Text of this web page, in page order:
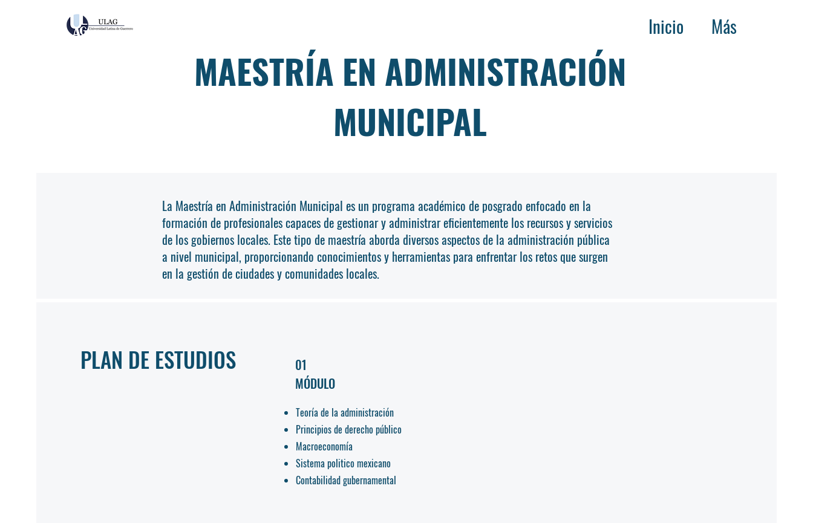
Inicio Más
MAESTRÍA EN ADMINISTRACIÓN
MUNICIPAL
La Maestría en Administración Municipal es un programa académico de posgrado enfocado en la
formación de profesionales capaces de gestionar y administrar eficientemente los recursos y servicios
de los gobiernos locales. Este tipo de maestría aborda diversos aspectos de la administración pública
a nivel municipal, proporcionando conocimientos y herramientas para enfrentar los retos que surgen
en la gestión de ciudades y comunidades locales.
PLAN DE ESTUDIOS
01
MÓDULO
Teoría de la administración
Principios de derecho público
Macroeconomía
Sistema politico mexicano
Contabilidad gubernamental